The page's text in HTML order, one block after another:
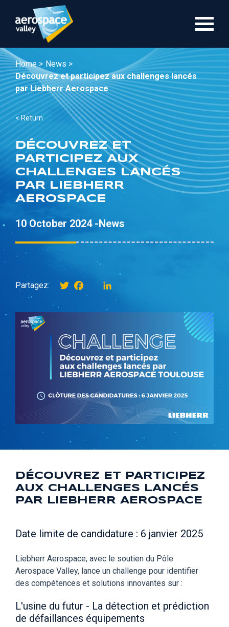
main
Home > News >
Découvrez et participez aux challenges lancés
par Liebherr Aerospace
< Return
DÉCOUVREZ ET
PARTICIPEZ AUX
CHALLENGES LANCÉS
PAR LIEBHERR
AEROSPACE
10 October 2024 -News
Partagez: TwitterFacebookinstagram
DÉCOUVREZ ET PARTICIPEZ
AUX CHALLENGES LANCÉS
PAR LIEBHERR AEROSPACE
Date limite de candidature : 6 janvier 2025
Liebherr Aerospace, avec le soutien du Pôle
Aerospace Valley, lance un challenge pour identifier
des compétences et solutions innovantes sur :
L'usine du futur - La détection et prédiction
de défaillances équipements